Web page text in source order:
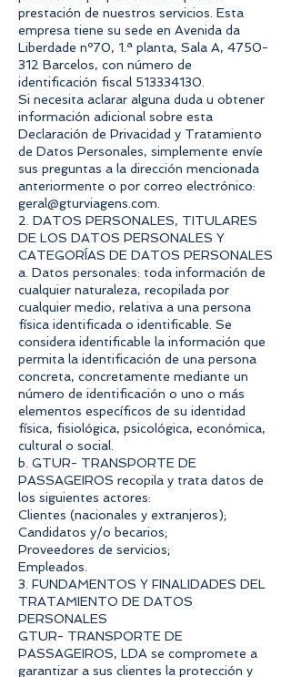
prestación de nuestros servicios. Esta
empresa tiene su sede en Avenida da
Liberdade nº70, 1.ª planta, Sala A, 4750-
312 Barcelos, con número de
identificación fiscal 513334130
Si necesita aclarar alguna duda u obtener
información adicional sobre esta
Declaración de Privacidad y Tratamiento
de Datos Personales, simplemente envíe
sus preguntas a la dirección mencionada
anteriormente o por correo electrónico:
geral@gturviagens.com
2. DATOS PERSONALES, TITULARES
DE LOS DATOS PERSONALES Y
CATEGORÍAS DE DATOS PERSONALES
a. Datos personales: toda información de
cualquier naturaleza, recopilada por
cualquier medio, relativa a una persona
física identificada o identificable. Se
considera identificable la información que
permita la identificación de una persona
concreta, concretamente mediante un
número de identificación o uno o más
elementos específicos de su identidad
física, fisiológica, psicológica, económica,
cultural o social.
b. GTUR- TRANSPORTE DE
PASSAGEIROS recopila y trata datos de
los siguientes actores:
Clientes (nacionales y extranjeros);
Candidatos y/o becarios;
Proveedores de servicios;
Empleados.
3. FUNDAMENTOS Y FINALIDADES DEL
TRATAMIENTO DE DATOS
PERSONALES
GTUR- TRANSPORTE DE
PASSAGEIROS, LDA se compromete a
garantizar a sus clientes la protección y